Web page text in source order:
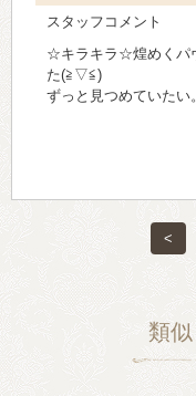
スタッフコメント
☆キラキラ☆煌めくパ
た(≧▽≦)
ずっと見つめていたい
<
類